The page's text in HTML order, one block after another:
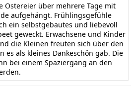
Ostereier über mehrere Tage mit
aufgehängt. Frühlingsgefühle
ein selbstgebautes und liebevoll
geweckt. Erwachsene und Kinder
die Kleinen freuten sich über den
es als kleines Dankeschön gab. Die
bei einem Spaziergang an den